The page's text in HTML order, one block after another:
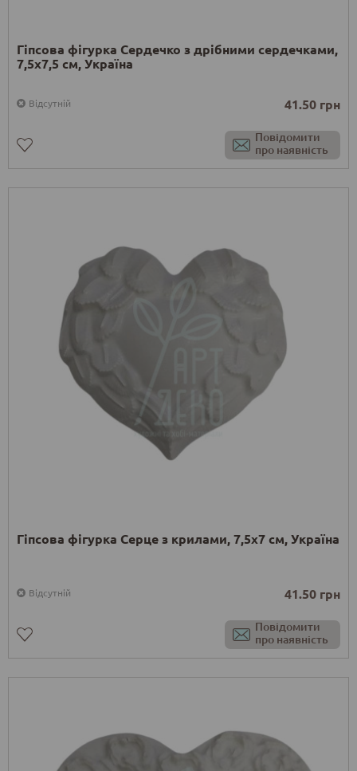
Гіпсова фігурка Сердечко з дрібними сердечками,
7,5х7,5 см, Україна
Відсутній 41.50 грн
Повідомити
про наявність
Гіпсова фігурка Серце з крилами, 7,5х7 см, Україна
Відсутній 41.50 грн
Повідомити
про наявність